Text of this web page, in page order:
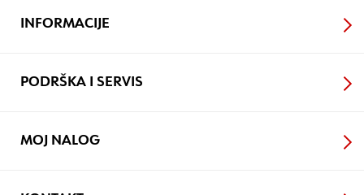
INFORMACIJE
PODRŠKA I SERVIS
MOJ NALOG